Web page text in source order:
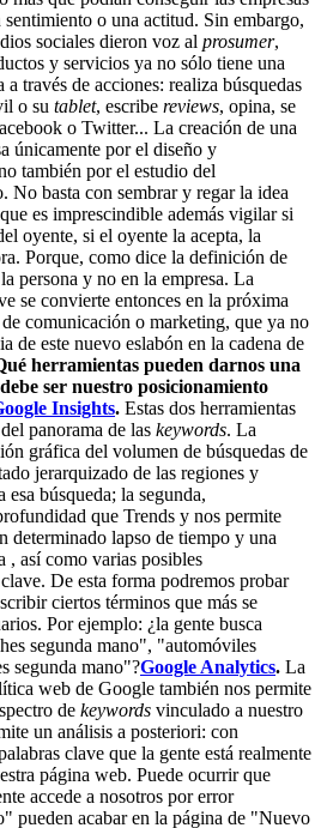
sentimiento o una actitud. Sin embargo,
sociales dieron voz al prosumer,
y servicios ya no sólo tiene una
través de acciones: realiza búsquedas
o su tablet, escribe reviews, opina, se
o Twitter... La creación de una
únicamente por el diseño y
también por el estudio del
No basta con sembrar y regar la idea
es imprescindible además vigilar si
oyente, si el oyente la acepta, la
Porque, como dice la definición de
persona y no en la empresa. La
se convierte entonces en la próxima
comunicación o marketing, que ya no
de este nuevo eslabón en la cadena de
herramientas pueden darnos una
ser nuestro posicionamiento
Insights. Estas dos herramientas
panorama de las keywords. La
gráfica del volumen de búsquedas de
jerarquizado de las regiones y
esa búsqueda; la segunda,
que Trends y nos permite
determinado lapso de tiempo y una
, así como varias posibles
De esta forma podremos probar
ciertos términos que más se
Por ejemplo: ¿la gente busca
segunda mano", "automóviles
segunda mano"?Google Analytics. La
web de Google también nos permite
de keywords vinculado a nuestro
un análisis a posteriori: con
clave que la gente está realmente
página web. Puede ocurrir que
accede a nosotros por error
pueden acabar en la página de "Nuevo